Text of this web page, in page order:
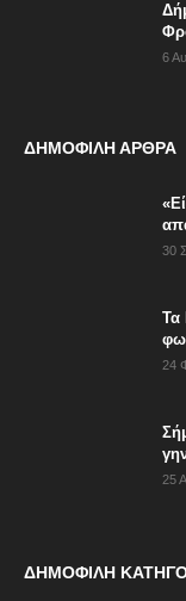
6
ΔΗΜΟΦΙΛΗ ΑΡΘΡΑ
30
Τα
24
25
ΔΗΜΟΦΙΛΗ